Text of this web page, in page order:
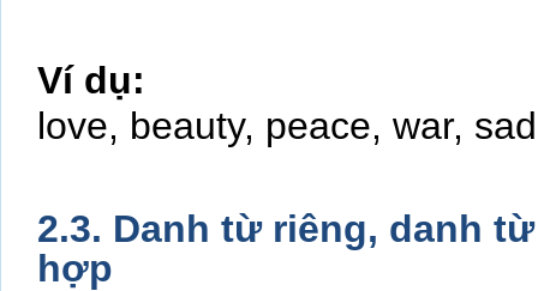
Ví dụ:
love, beauty, peace, war,
2.3. Danh từ riêng, danh
hợp